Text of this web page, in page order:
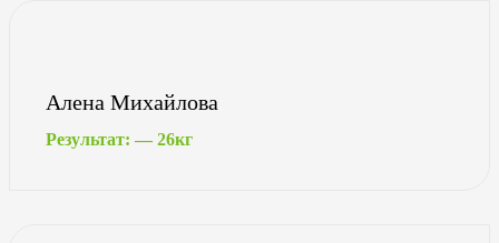
Алена Михайлова
Результат: — 26кг